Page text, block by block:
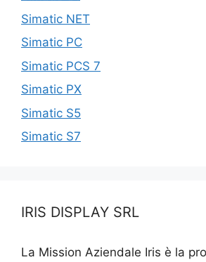
Simatic NET
Simatic PC
Simatic PCS 7
Simatic PX
Simatic S5
Simatic S7
IRIS DISPLAY SRL
La Mission Aziendale Iris è la